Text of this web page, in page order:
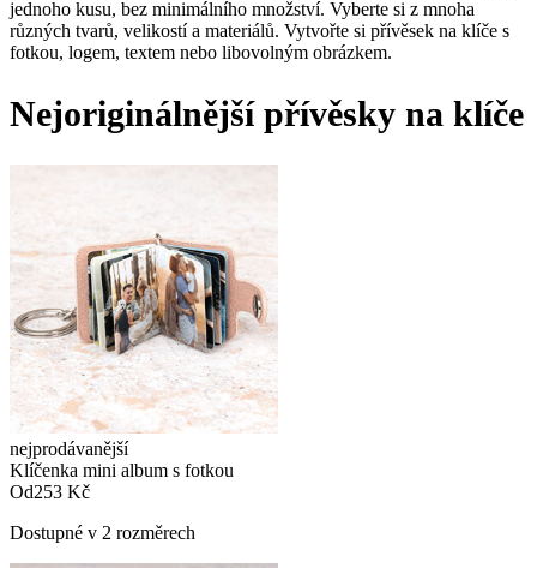
jednoho kusu, bez minimálního množství. Vyberte si z mnoha
různých tvarů, velikostí a materiálů. Vytvořte si přívěsek na klíče s
fotkou, logem, textem nebo libovolným obrázkem.
Nejoriginálnější přívěsky na klíče
nejprodávanější
Klíčenka mini album s fotkou
Od253 Kč
Dostupné v 2 rozměrech